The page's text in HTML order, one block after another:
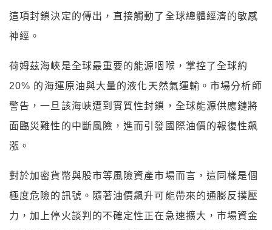
這項封鎖決定的傳出，直接觸動了全球總體經濟的敏感
神經。
荷姆茲海峽是全球最重要的能源咽喉，掌控了全球約
20% 的海運原油與大量的液化天然氣運輸。市場分析師
警告，一旦該海峽遭到實質性封鎖，全球能源供應鏈將
面臨災難性的中斷風險，進而引發國際油價的報復性飆
漲。
對於加密貨幣與股市等風險資產市場而言，這同樣是個
極度危險的訊號。隨著油價飆升可能帶來的通膨反撲壓
力，加上停火談判的不確定性正在急速擴大，市場資金